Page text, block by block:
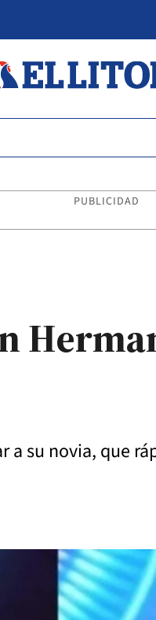
PUBLICIDAD
su novia, que